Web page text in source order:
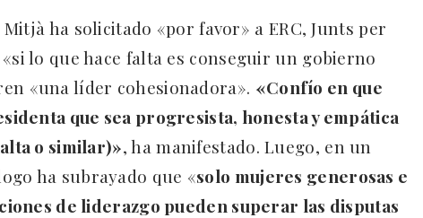
ha solicitado «por favor» a ERC, Junts per
lo que hace falta es conseguir un gobierno
«una líder cohesionadora». «Confío en que
que sea progresista, honesta y empática
o similar)», ha manifestado. Luego, en un
ha subrayado que «solo mujeres generosas e
de liderazgo pueden superar las disputas